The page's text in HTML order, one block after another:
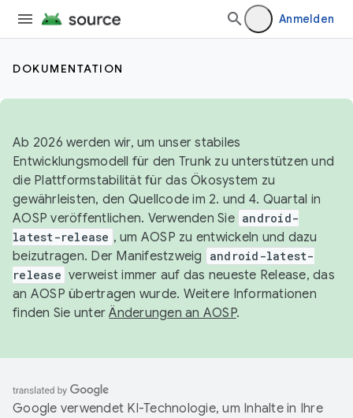
Anmelden
DOKUMENTATION
Ab 2026 werden wir, um unser stabiles
Entwicklungsmodell für den Trunk zu unterstützen und
die Plattformstabilität für das Ökosystem zu
gewährleisten, den Quellcode im 2. und 4. Quartal in
AOSP veröffentlichen. Verwenden Sie android-
latest-release , um AOSP zu entwickeln und dazu
beizutragen. Der Manifestzweig
android-latest-
release verweist immer auf das neueste Release, das
an AOSP übertragen wurde. Weitere Informationen
finden Sie unterÄnderungen an AOSP.
Google verwendet KI-Technologie, um Inhalte in Ihre